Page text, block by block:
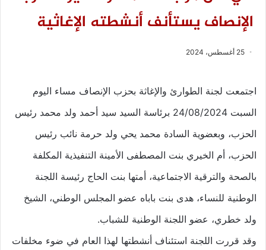
الإنصاف يستأنف أنشطته الإغاثية
25 أغسطس، 2024
اجتمعت لجنة الطوارئ والإغاثة بحزب الإنصاف مساء اليوم
السبت 24/08/2024 برئاسة السيد سيد أحمد ولد محمد رئيس
الحزب، وبعضوية السادة محمد يحي ولد حرمة نائب رئيس
الحزب، أم الخيري بنت المصطفى الأمينة التنفيذية المكلفة
بالصحة والترقية الاجتماعية، أمتها بنت الحاج رئيسة اللجنة
الوطنية للنساء، هدى بنت باباه عضو المجلس الوطني، الشيخ
ولد خطري، عضو اللجنة الوطنية للشباب.
وقد قررت اللجنة استئناف أنشطتها لهذا العام في ضوء مخلفات